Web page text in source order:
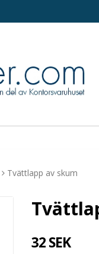
Tvättlapp av skum
32 SEK